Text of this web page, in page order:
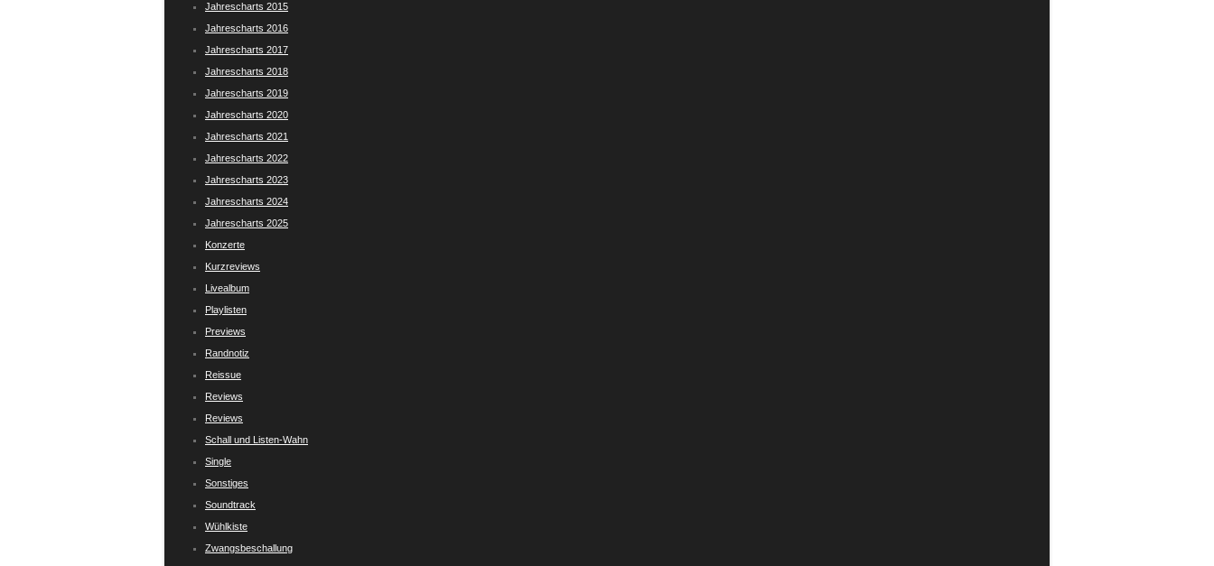
Jahrescharts 2015
Jahrescharts 2016
Jahrescharts 2017
Jahrescharts 2018
Jahrescharts 2019
Jahrescharts 2020
Jahrescharts 2021
Jahrescharts 2022
Jahrescharts 2023
Jahrescharts 2024
Jahrescharts 2025
Konzerte
Kurzreviews
Livealbum
Playlisten
Previews
Randnotiz
Reissue
Reviews
Reviews
Schall und Listen-Wahn
Single
Sonstiges
Soundtrack
Wühlkiste
Zwangsbeschallung